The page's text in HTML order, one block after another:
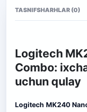
TASNIFSHARHLAR (0)
Logitech
Combo:
uchun qulay
Logitech MK240